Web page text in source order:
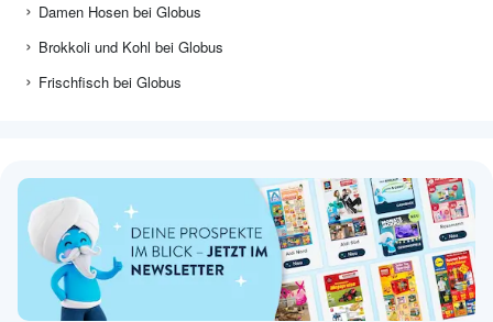
Damen Hosen bei Globus
Brokkoli und Kohl bei Globus
Frischfisch bei Globus